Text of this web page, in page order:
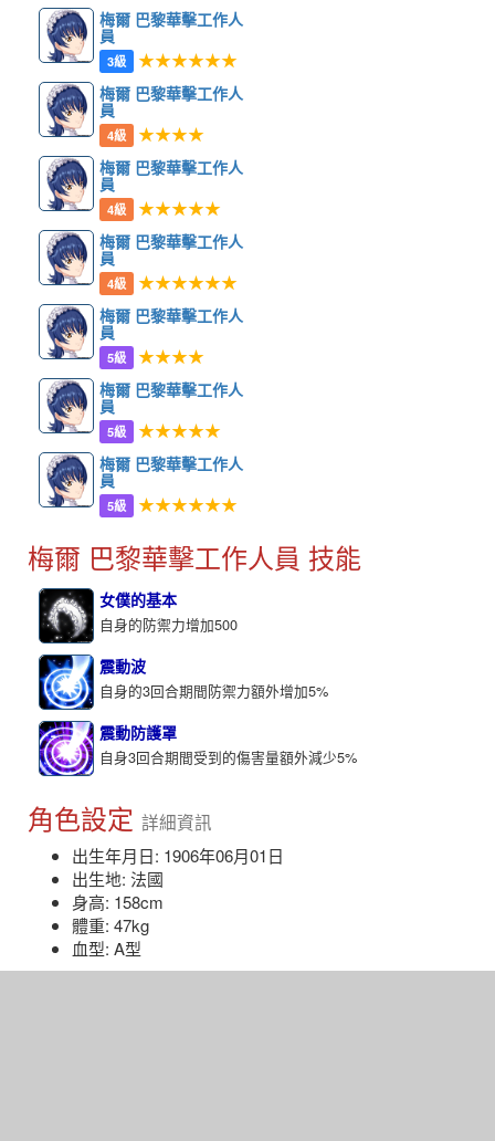
梅爾 巴黎華擊工作人
員
3級 ★★★★★★
梅爾 巴黎華擊工作人
員
4級 ★★★★
梅爾 巴黎華擊工作人
員
4級 ★★★★★
梅爾 巴黎華擊工作人
員
4級 ★★★★★★
梅爾 巴黎華擊工作人
員
5級 ★★★★
梅爾 巴黎華擊工作人
員
5級 ★★★★★
梅爾 巴黎華擊工作人
員
5級 ★★★★★★
梅爾 巴黎華擊工作人員 技能
女僕的基本
自身的防禦力增加500
震動波
自身的3回合期間防禦力額外增加5%
震動防護罩
自身3回合期間受到的傷害量額外減少5%
角色設定 詳細資訊
出生年月日: 1906年06月01日
出生地: 法國
身高: 158cm
體重: 47kg
血型: A型